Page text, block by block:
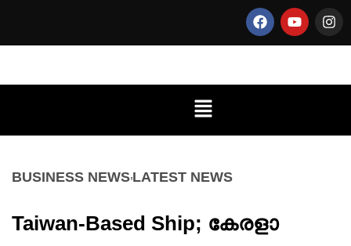
BUSINESS NEWS LATEST NEWS
Taiwan-Based Ship; കേരളാ